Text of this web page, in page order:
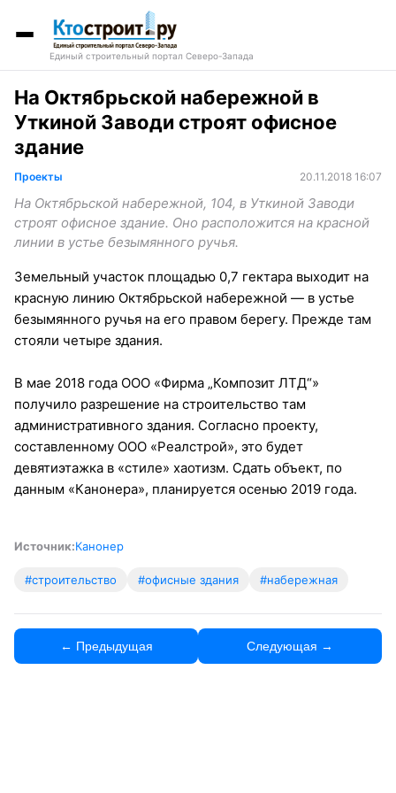
Единый строительный портал Северо-Запада
На Октябрьской набережной в
Уткиной Заводи строят офисное
здание
Проекты 20.11.2018 16:07
На Октябрьской набережной, 104, в Уткиной Заводи
строят офисное здание. Оно расположится на красной
линии в устье безымянного ручья.
Земельный участок площадью 0,7 гектара выходит на
красную линию Октябрьской набережной — в устье
безымянного ручья на его правом берегу. Прежде там
стояли четыре здания.
В мае 2018 года ООО «Фирма „Композит ЛТД“»
получило разрешение на строительство там
административного здания. Согласно проекту,
составленному ООО «Реалстрой», это будет
девятиэтажка в «стиле» хаотизм. Сдать объект, по
данным «Канонера», планируется осенью 2019 года.
Источник:Канонер
#строительство #офисные здания #набережная
← Предыдущая Следующая →